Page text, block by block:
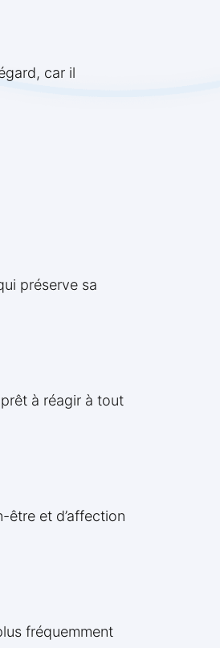
car il
préserve sa
à réagir à tout
être et d’affection
fréquemment